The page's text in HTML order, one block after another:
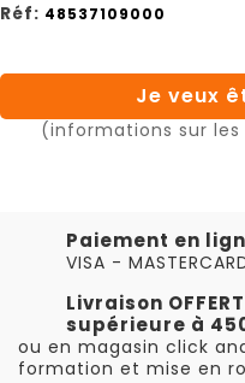
Réf: 48537109000
Je veux
(informations sur
Paiement en
VISA -
Livraison
supérieure à
ou en magasin click
formation et mise en